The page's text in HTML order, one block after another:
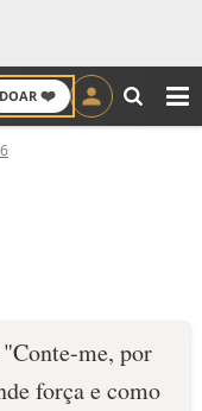
DOAR ❤️
me, por
força e como